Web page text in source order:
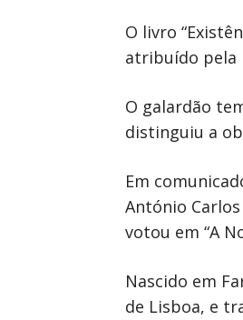
O livro
atribuído pela
O galardão
distinguiu a
Em
António
votou em “A
Nascido em
de Lisboa, e